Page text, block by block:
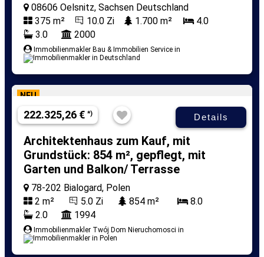
08606 Oelsnitz, Sachsen Deutschland
375 m²
10.0 Zi 1.700 m²
4.0
3.0
2000
Immobilienmakler Bau & Immobilien Service in
NEU
222.325,26 € *) Details
Architektenhaus zum Kauf, mit
Grundstück: 854 m², gepflegt, mit
Garten und Balkon/ Terrasse
78-202 Bialogard, Polen
2 m²
5.0 Zi 854 m²
8.0
2.0
1994
Immobilienmakler Twój Dom Nieruchomosci in